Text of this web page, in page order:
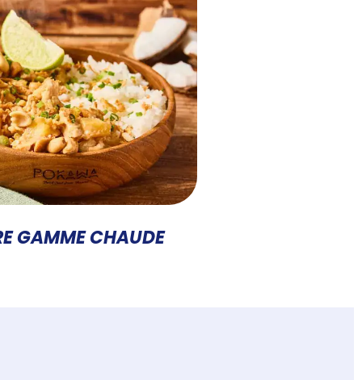
GAMME CHAUDE